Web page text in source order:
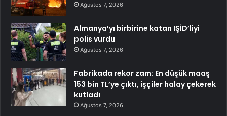
Ağustos 7, 2026
Almanya’yı birbirine katan IŞİD’liyi
polis vurdu
Ağustos 7, 2026
Fabrikada rekor zam: En düşük maaş
153 bin TL’ye çıktı, işçiler halay çekerek
kutladı
Ağustos 7, 2026